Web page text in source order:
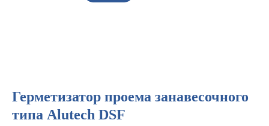
Герметизатор проема занавесочного
типа Alutech DSF